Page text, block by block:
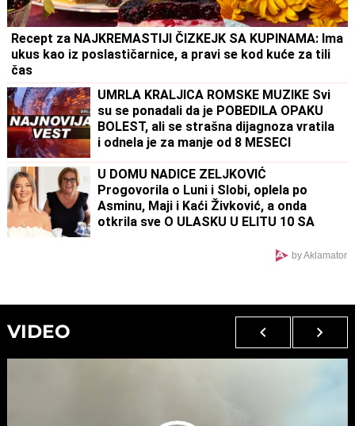
Recept za NAJKREMASTIJI ČIZKEJK SA KUPINAMA: Ima
ukus kao iz poslastičarnice, a pravi se kod kuće za tili
čas
UMRLA KRALJICA ROMSKE MUZIKE Svi
su se ponadali da je POBEDILA OPAKU
BOLEST, ali se strašna dijagnoza vratila
i odnela je za manje od 8 MESECI
U DOMU NADICE ZELJKOVIĆ
Progovorila o Luni i Slobi, oplela po
Asminu, Maji i Kaći Živković, a onda
otkrila sve O ULASKU U ELITU 10 SA
by Aklamator
VIDEO